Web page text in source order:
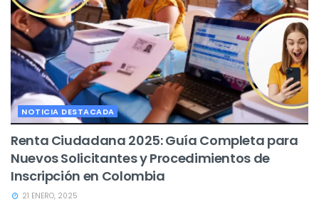
NOTICIA DESTACADA
Renta Ciudadana 2025: Guía Completa para
Nuevos Solicitantes y Procedimientos de
Inscripción en Colombia
21 ENERO, 2025